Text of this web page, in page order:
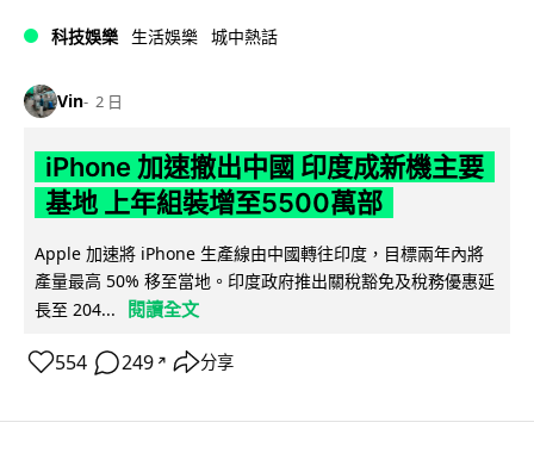
科技娛樂 生活娛樂 城中熱話
Vin 2 日
iPhone 加速撤出中國 印度成新機主要
基地 上年組裝增至5500萬部
Apple 加速將 iPhone 生產線由中國轉往印度，目標兩年內將
產量最高 50% 移至當地。印度政府推出關稅豁免及稅務優惠延
長至 204...
閱讀全文
554 249 ↗ 分享